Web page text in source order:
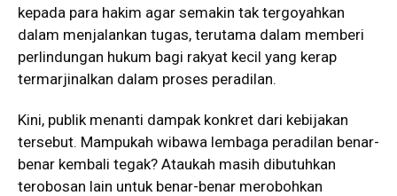
kepada para hakim agar semakin tak tergoyahkan
dalam menjalankan tugas, terutama dalam memberi
perlindungan hukum bagi rakyat kecil yang kerap
termarjinalkan dalam proses peradilan.
Kini, publik menanti dampak konkret dari kebijakan
tersebut. Mampukah wibawa lembaga peradilan benar-
benar kembali tegak? Ataukah masih dibutuhkan
terobosan lain untuk benar-benar merobohkan